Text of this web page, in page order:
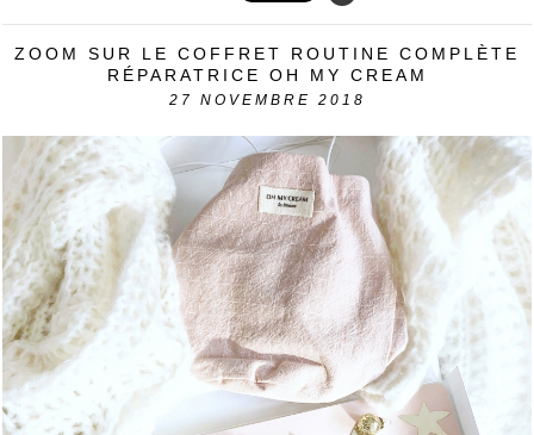
ZOOM SUR LE COFFRET ROUTINE COMPLÈTE
RÉPARATRICE OH MY CREAM
27 NOVEMBRE 2018